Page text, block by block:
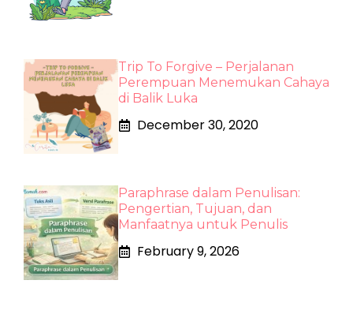
Trip To Forgive – Perjalanan
Perempuan Menemukan Cahaya
di Balik Luka
December 30, 2020
Paraphrase dalam Penulisan:
Pengertian, Tujuan, dan
Manfaatnya untuk Penulis
February 9, 2026